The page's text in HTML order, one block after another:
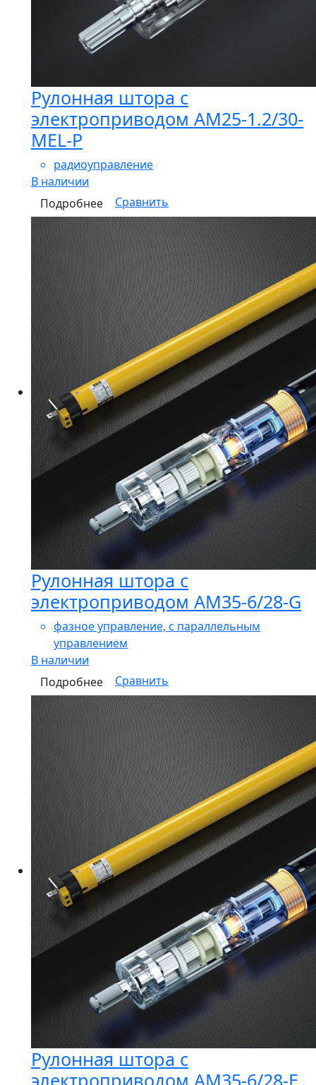
⁠Рулонная штора с
электроприводом AM25-1.2/30-
MEL-P
радиоуправление
В наличии
Подробнее
Сравнить
Рулонная штора с
электроприводом AM35-6/28-G
фазное управление, с параллельным
управлением
В наличии
Подробнее
Сравнить
Рулонная штора с
электроприводом AM35-6/28-E